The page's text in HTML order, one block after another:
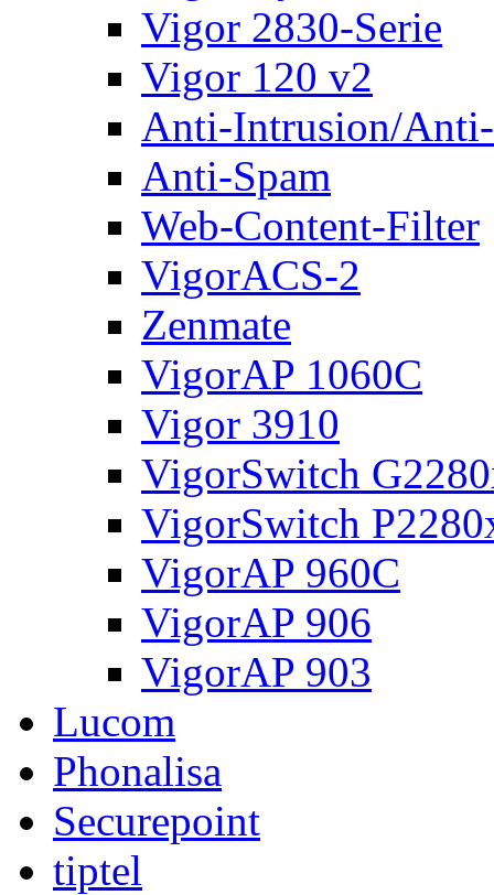
Vigor 2830-Serie
Vigor 120 v2
Anti-Intrusion/
Anti-Spam
Web-Content-Filter
VigorACS-2
Zenmate
VigorAP 1060C
Vigor 3910
VigorSwitch
VigorSwitch
VigorAP 960C
VigorAP 906
VigorAP 903
Lucom
Phonalisa
Securepoint
tiptel